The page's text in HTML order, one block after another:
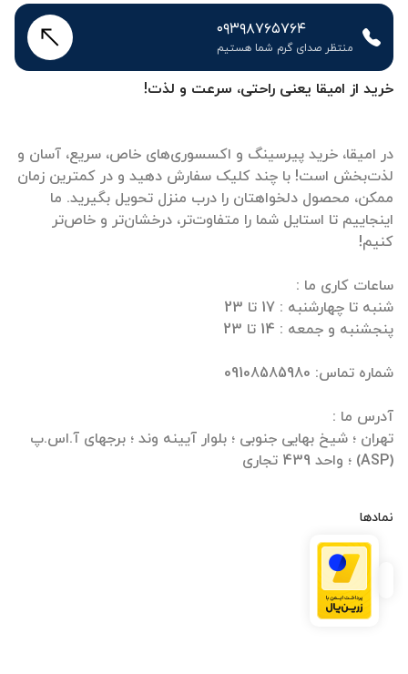
خرید از امیقا یعنی راحتی، سرعت و لذت!
در امیقا، خرید پیرسینگ و اکسسوری‌های خاص، سریع، آسان و
لذت‌بخش است! با چند کلیک سفارش دهید و در کمترین زمان
ممکن، محصول دلخواهتان را درب منزل تحویل بگیرید. ما
اینجاییم تا استایل شما را متفاوت‌تر، درخشان‌تر و خاص‌تر
تهران ؛ شیخ بهایی جنوبی ؛ بلوار آیینه وند ؛ برجهای آ.اس.پ
(ASP) ؛ واحد 439 تجاری
نمادها
۰۹۳۹۸۷۶۵۷۶۴
منتظر صدای گرم شما هستیم